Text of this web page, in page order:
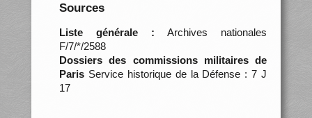
Sources
Liste générale : Archives nationales
F/7/*/2588
Dossiers des commissions militaires de
ParisService historique de la Défense : 7 J
17